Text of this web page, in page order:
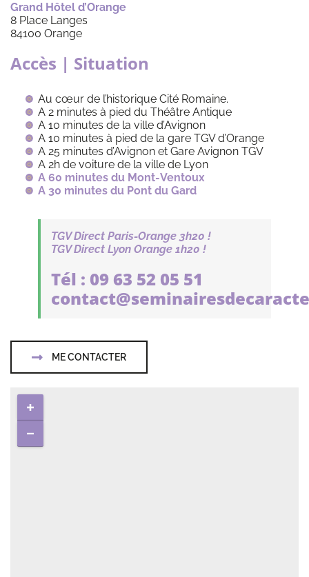
Grand Hôtel d’Orange
8 Place Langes
84100 Orange
Accès | Situation
Au cœur de l’historique Cité Romaine.
A 2 minutes à pied du Théâtre Antique
A 10 minutes de la ville d’Avignon
A 10 minutes à pied de la gare TGV d’Orange
A 25 minutes d’Avignon et Gare Avignon TGV
A 2h de voiture de la ville de Lyon
A 60 minutes du Mont-Ventoux
A 30 minutes du Pont du Gard
TGV Direct Paris-Orange 3h20 !
TGV Direct Lyon Orange 1h20 !
Tél : 09 63 52 05 51
ME CONTACTER